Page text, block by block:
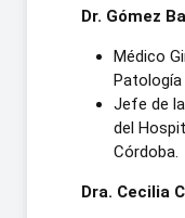
Dr. Gómez
Médico
Patología
Jefe de
del
Córdoba.
Dra. Cecilia